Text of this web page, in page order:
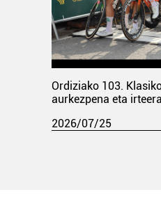
Ordiziako 103.
aurkezpena eta irteera
2026/07/25